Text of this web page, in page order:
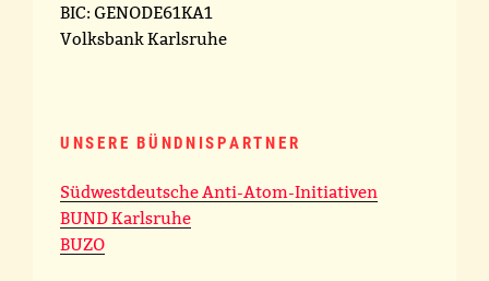
BIC: GENODE61KA1
Volksbank Karlsruhe
UNSERE BÜNDNISPARTNER
Südwestdeutsche Anti-Atom-Initiativen
BUND Karlsruhe
BUZO